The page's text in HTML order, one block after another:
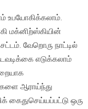
உபயோகிக்கலாம்.
மக்னிற்ஸ்கியின்
வேறொரு நாட்டில்
எடுக்கலாம்
ஆராய்ந்து
கைதுசெய்யப்பட்டு ஒரு